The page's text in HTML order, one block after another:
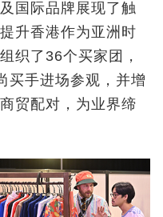
国际品牌展现了触
升香港作为亚洲时
织了36个买家团，
买手进场参观，并增
贸配对，为业界缔